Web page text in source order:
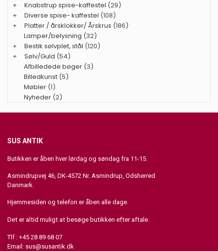
+
Knabstrup spise-kaffestel (29)
+
Diverse spise- kaffestel (108)
+
Platter / årsklokker/ Årskrus (186)
Lamper/belysning (32)
+
Bestik sølvplet, stål (120)
+
Sølv/Guld (54)
Afbilledede bøger (3)
Billedkunst (5)
Møbler (1)
Nyheder (2)
SUS ANTIK
Butikken er åben hver lørdag og søndag fra 11-15.
Asmindrupvej 46, DK-4572 Nr. Asmindrup, Odsherred
Danmark.
Hjemmesiden og telefon er åben alle dage.
Det er altid muligt at besøge butikken efter aftale.
Tlf : +45 28 89 68 07
Email: sus@susantik.dk